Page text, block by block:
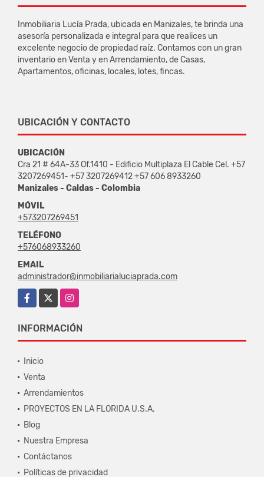
Inmobiliaria Lucía Prada, ubicada en Manizales, te brinda una
asesoría personalizada e integral para que realices un
excelente negocio de propiedad raíz. Contamos con un gran
inventario en Venta y en Arrendamiento, de Casas,
Apartamentos, oficinas, locales, lotes, fincas.
UBICACIÓN Y CONTACTO
UBICACIÓN
Cra 21 # 64A-33 Of.1410 - Edificio Multiplaza El Cable Cel. +57
3207269451- +57 3207269412 +57 606 8933260
Manizales - Caldas - Colombia
MÓVIL
+573207269451
TELÉFONO
+576068933260
EMAIL
administrador@inmobiliarialuciaprada.com
Facebook
Instagram
INFORMACIÓN
Inicio
Venta
Arrendamientos
PROYECTOS EN LA FLORIDA U.S.A.
Blog
Nuestra Empresa
Contáctanos
Políticas de privacidad